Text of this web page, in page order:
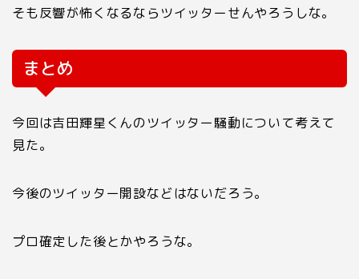
そも反響が怖くなるならツイッターせんやろうしな。
まとめ
今回は吉田輝星くんのツイッター騒動について考えて
見た。
今後のツイッター開設などはないだろう。
プロ確定した後とかやろうな。